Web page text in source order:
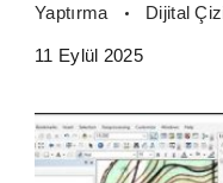
Yaptırma Dijital
11 Eylül 2025